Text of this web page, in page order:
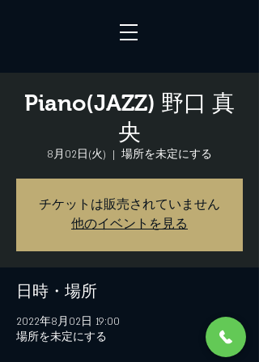
Piano(JAZZ) 野口 真
央
8月02日(火)
  |
場所を未定にする
チケットは販売されていません
他のイベントを見る
日時・場所
2022年8月02日 19:00
場所を未定にする